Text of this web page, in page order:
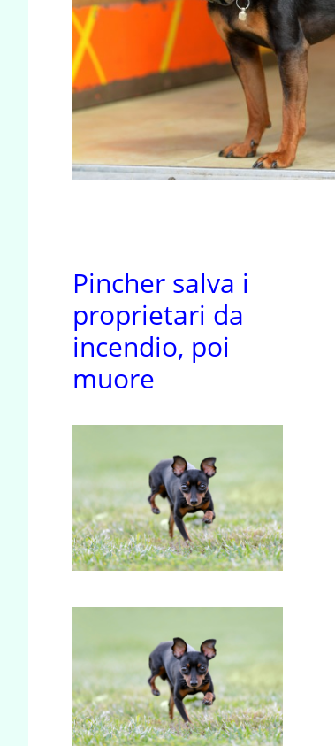
Pincher salva i
proprietari da
incendio, poi
muore